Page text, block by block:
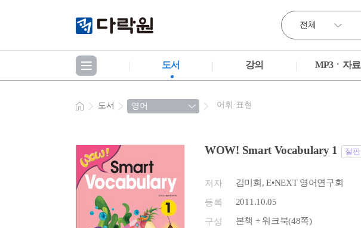
도서 강의 MP3ㆍ자료
도서 어휘·표현
WOW! Smart Vocabulary 1 절판
저자 김미희, E•NEXT 영어연구회
등록 2011.10.05
구성 본책 + 워크북(48쪽)